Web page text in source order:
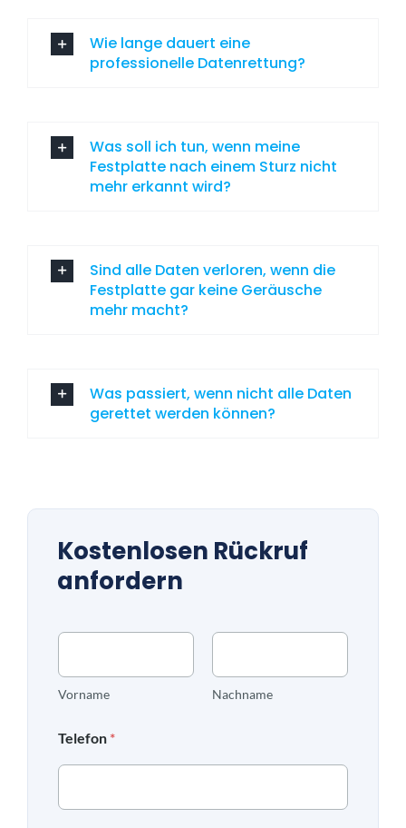
Wie lange dauert eine
professionelle Datenrettung?
Was soll ich tun, wenn meine
Festplatte nach einem Sturz nicht
mehr erkannt wird?
Sind alle Daten verloren, wenn die
Festplatte gar keine Geräusche
mehr macht?
Was passiert, wenn nicht alle Daten
gerettet werden können?
Kostenlosen Rückruf
anfordern
N
m
e
Vorname Nachname
Telefon *